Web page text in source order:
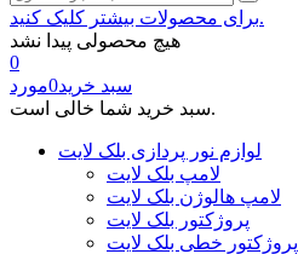
برای محصولات بیشتر کلیک کنید.
هیچ محصولی پیدا نشد
0
سبد خرید0مورد
سبد خرید شما خالی است.
لوازم نور پردازی بلک لایت
لامپ بلک لایت
لامپ هالوژن بلک لایت
پروژکتور بلک لایت
پروژکتور خطی بلک لایت